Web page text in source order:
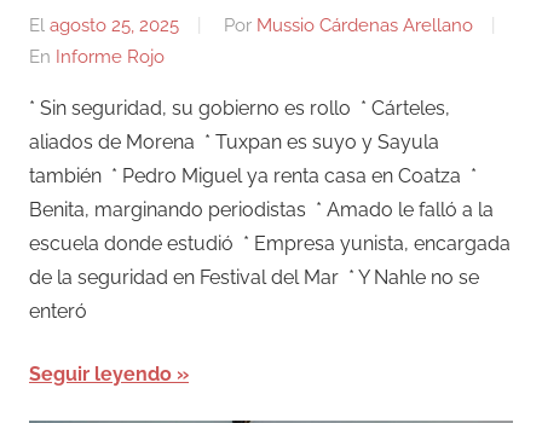
El agosto 25, 2025 Por Mussio Cárdenas Arellano
En Informe Rojo
* Sin seguridad, su gobierno es rollo * Cárteles,
aliados de Morena * Tuxpan es suyo y Sayula
también * Pedro Miguel ya renta casa en Coatza *
Benita, marginando periodistas * Amado le falló a la
escuela donde estudió * Empresa yunista, encargada
de la seguridad en Festival del Mar * Y Nahle no se
enteró
Seguir leyendo